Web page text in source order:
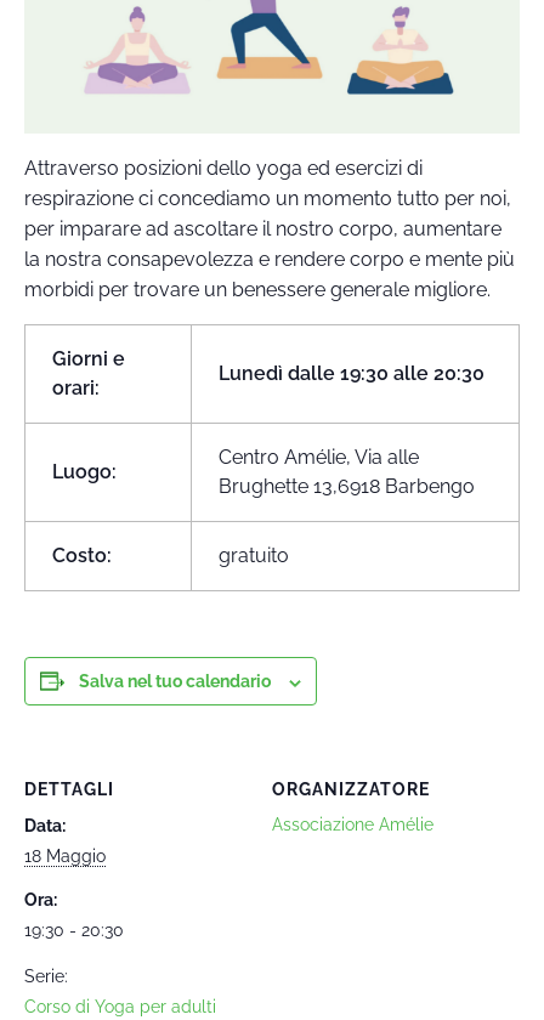
Attraverso posizioni dello yoga ed esercizi di
respirazione ci concediamo un momento tutto per noi,
per imparare ad ascoltare il nostro corpo, aumentare
la nostra consapevolezza e rendere corpo e mente più
morbidi per trovare un benessere generale migliore.
Giorni e
orari:
Lunedì dalle 19:30 alle 20:30
Luogo:
Centro Amélie, Via alle
Brughette 13,6918 Barbengo
Costo: gratuito
Salva nel tuo calendario
DETTAGLI
Data:
18 Maggio
Ora:
19:30 - 20:30
Serie:
Corso di Yoga per adulti
ORGANIZZATORE
Associazione Amélie